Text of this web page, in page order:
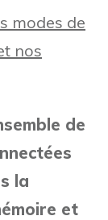
modes de
nos
de
la
et